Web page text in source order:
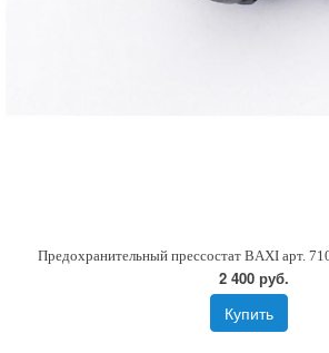
Предохранительный прессостат BAXI арт.
2 400 руб.
Купить